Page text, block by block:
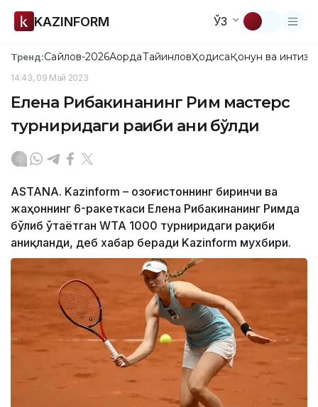
KAZINFORM ЎЗ
Тренд:Сайлов-2026АқордаТайинловҲодисаҚонун ва
14:43, 09 Май 2023
Елена Рибакинанинг Рим мастерс
турниридаги рақиби аниқ бўлди
ASTANA. Kazinform – Қозоғистоннинг биринчи ва
жаҳоннинг 6-ракеткаси Елена Рибакинанинг Римда
бўлиб ўтаётган WТА 1000 турниридаги рақиби
аниқланди, деб хабар беради Kazinform мухбири.